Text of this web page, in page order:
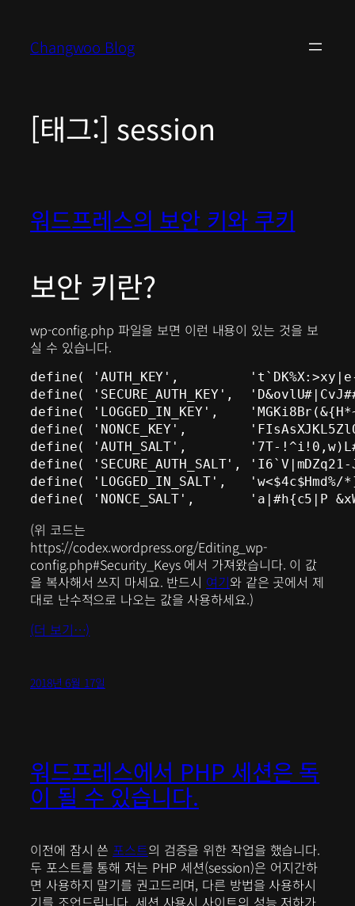
Changwoo Blog
[태그:] session
워드프레스의 보안 키와 쿠키
보안 키란?
wp-config.php 파일을 보면 이런 내용이 있는 것을 보
실 수 있습니다.
define( 'AUTH_KEY',         't`DK%X:>xy|e-
define( 'SECURE_AUTH_KEY',
define( 'LOGGED_IN_KEY',
define( 'NONCE_KEY',
define( 'AUTH_SALT',        '7T-
define( 'SECURE_AUTH_SALT',
define( 'LOGGED_IN_SALT',   'w<$4c$Hmd%/
(위 코드는
https://codex.wordpress.org/Editing_wp-
config.php#Security_Keys 에서 가져왔습니다. 이 값
을 복사해서 쓰지 마세요. 반드시 여기와 같은 곳에서 제
대로 난수적으로 나오는 값을 사용하세요.)
(더 보기…)
2018년 6월 17일
워드프레스에서 PHP 세션은 독
이 될 수 있습니다.
이전에 잠시 쓴 포스트의 검증을 위한 작업을 했습니다.
두 포스트를 통해 저는 PHP 세션(session)은 어지간하
면 사용하지 말기를 권고드리며, 다른 방법을 사용하시
기를 조언드립니다. 세션 사용시 사이트의 성능 저하가